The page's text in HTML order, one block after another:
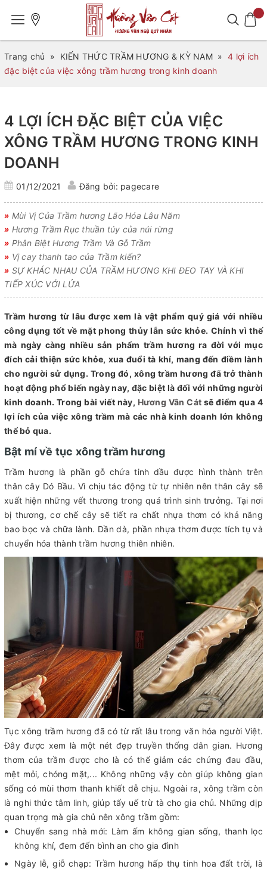
Trang chủ » KIẾN THỨC TRẦM HƯƠNG & KỲ NAM » 4 lợi ích
đặc biệt của việc xông trầm hương trong kinh doanh
4 LỢI ÍCH ĐẶC BIỆT CỦA VIỆC
XÔNG TRẦM HƯƠNG TRONG KINH
DOANH
01/12/2021 Đăng bởi: pagecare
» Mùi Vị Của Trầm hương Lão Hóa Lâu Năm
» Hương Trầm Rục thuần túy của núi rừng
» Phân Biệt Hương Trầm Và Gỗ Trầm
» Vị cay thanh tao của Trầm kiến?
» SỰ KHÁC NHAU CỦA TRẦM HƯƠNG KHI ĐEO TAY VÀ KHI
TIẾP XÚC VỚI LỬA
Trầm hương từ lâu được xem là vật phẩm quý giá với nhiều
công dụng tốt về mặt phong thủy lẫn sức khỏe. Chính vì thế
mà ngày càng nhiều sản phẩm trầm hương ra đời với mục
đích cải thiện sức khỏe, xua đuổi tà khí, mang đến điềm lành
cho người sử dụng. Trong đó, xông trầm hương đã trở thành
hoạt động phổ biến ngày nay, đặc biệt là đối với những người
kinh doanh. Trong bài viết này, Hương Vân Cát sẽ điểm qua 4
lợi ích của việc xông trầm mà các nhà kinh doanh lớn không
thể bỏ qua.
Bật mí về tục xông trầm hương
Trầm hương là phần gỗ chứa tinh dầu được hình thành trên
thân cây Dó Bầu. Vì chịu tác động từ tự nhiên nên thân cây sẽ
xuất hiện những vết thương trong quá trình sinh trưởng. Tại nơi
bị thương, cơ chế cây sẽ tiết ra chất nhựa thơm có khả năng
bao bọc và chữa lành. Dần dà, phần nhựa thơm được tích tụ và
chuyển hóa thành trầm hương thiên nhiên.
Tục xông trầm hương đã có từ rất lâu trong văn hóa người Việt.
Đây được xem là một nét đẹp truyền thống dân gian. Hương
thơm của trầm được cho là có thể giảm các chứng đau đầu,
mệt mỏi, chóng mặt,... Không những vậy còn giúp không gian
sống có mùi thơm thanh khiết dễ chịu. Ngoài ra, xông trầm còn
là nghi thức tâm linh, giúp tẩy uế trừ tà cho gia chủ. Những dịp
quan trọng mà gia chủ nên xông trầm gồm:
Chuyển sang nhà mới: Làm ấm không gian sống, thanh lọc
không khí, đem đến bình an cho gia đình
Ngày lễ, giỗ chạp: Trầm hương hấp thụ tinh hoa đất trời, là